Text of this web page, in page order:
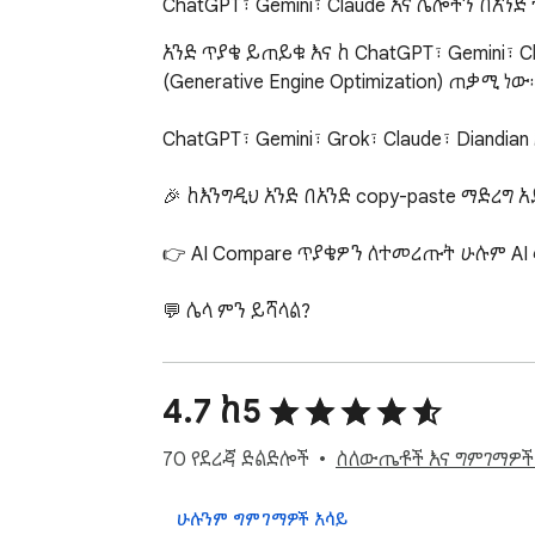
ChatGPT፣ Gemini፣ Claude እና ሌሎችን
አንድ ጥያቄ ይጠይቁ እና ከ ChatGPT፣
(Generative Engine Optimization) ጠቃሚ
ChatGPT፣ Gemini፣ Grok፣ Claude፣
🎉 ከእንግዲህ አንድ በአንድ copy-paste ማድረግ
👉 AI Compare ጥያቄዎን ለተመረጡት ሁሉም
💬 ሌላ ምን ይሻላል?
✅ መልስ ማጋራት፦ የንጽጽር ውጤቶችን በድር
✅ የጽሑፍ ምርጫ/የቀኝ ጠቅታ ሁነታ፦ በድር ገጽ
✅ ተወዳጆች ሁነታ፦ ከአንድ ጣቢያ ውጤት በጣም
✅ ፋይል ሁነታ፦ ፋይሎችን በአንድ ጠቅታ ወደ ብዙ
✅ ታሪክ፦ ታሪክ በአካባቢዎ ይቀመጣል፣ ቀደም
4.7 ከ5
70 የደረጃ ድልድሎች ስለውጤቶች እና
ሁሉንም ግምገማዎች አሳይ